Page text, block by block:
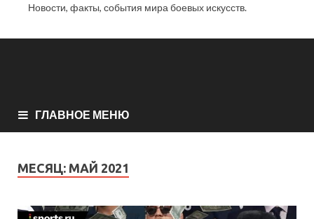
Новости, факты, события мира боевых искусств.
ГЛАВНОЕ МЕНЮ
МЕСЯЦ: МАЙ 2021